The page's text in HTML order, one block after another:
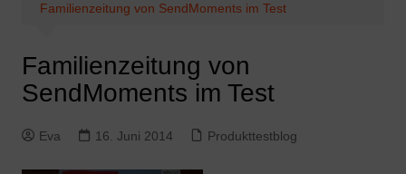
Familienzeitung von SendMoments im Test
Familienzeitung von
SendMoments im Test
Eva 16. Juni 2014 Produkttestblog